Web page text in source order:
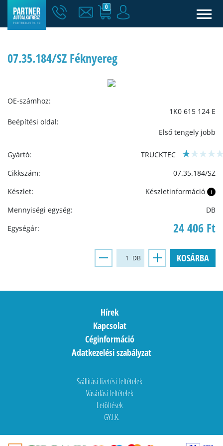
0
07.35.184/SZ Féknyereg
OE-számhoz:
1K0 615 124 E
Beépítési oldal:
Első tengely jobb
Gyártó:
TRUCKTEC
Cikkszám:
07.35.184/SZ
Készlet:
Készletinformáció i
Mennyiségi egység:
DB
Egységár:
24 406 Ft
DB KOSÁRBA
Hírek
Kapcsolat
Céginformáció
Adatkezelési szabályzat
Szállítási fizetési feltételek
Vásárlási feltételek
Letöltések
GY.I.K.